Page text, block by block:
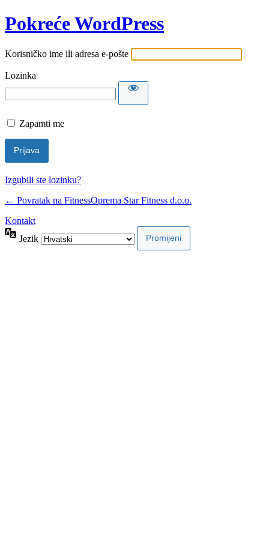
Pokreće WordPress
Korisničko ime ili adresa e-pošte
Lozinka
Zapamti me
Izgubili ste lozinku?
← Povratak na FitnessOprema Star Fitness d.o.o.
Kontakt
Jezik